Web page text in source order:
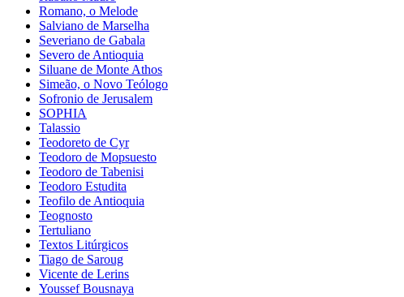
Romano, o Melode
Salviano de Marselha
Severiano de Gabala
Severo de Antioquia
Siluane de Monte Athos
Simeão, o Novo Teólogo
Sofronio de Jerusalem
SOPHIA
Talassio
Teodoreto de Cyr
Teodoro de Mopsuesto
Teodoro de Tabenisi
Teodoro Estudita
Teofilo de Antioquia
Teognosto
Tertuliano
Textos Litúrgicos
Tiago de Saroug
Vicente de Lerins
Youssef Bousnaya